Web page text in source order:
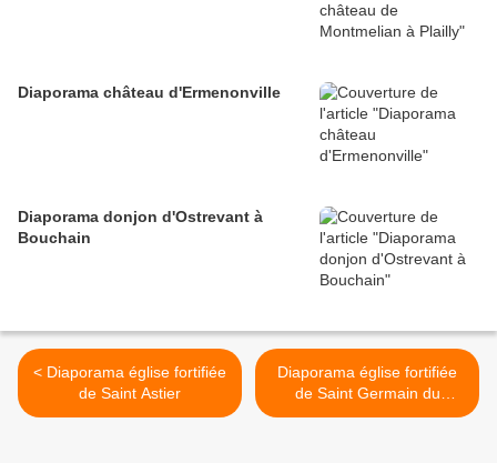
Diaporama château d'Ermenonville
Diaporama donjon d'Ostrevant à
Bouchain
< Diaporama église fortifiée
de Saint Astier
Diaporama église fortifiée
de Saint Germain du
Salembre >